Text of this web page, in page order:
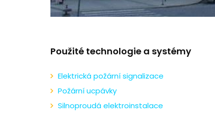
Použité technologie a systémy
Elektrická požární signalizace
Požární ucpávky
Silnoproudá elektroinstalace